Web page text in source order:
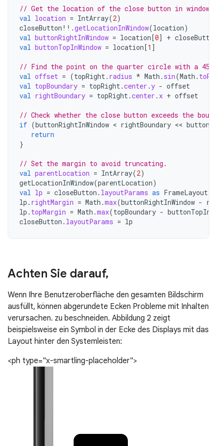
// Get the location of the close button in window
val location = IntArray(2)
closeButton !! .getLocationInWindow(location)
val buttonRightInWindow = location[0] + closeButton
val buttonTopInWindow = location[1 ]
// Find the point on the quarter circle with a 45-
val offset = (topRight. radius * Math . sin(Math .
val topBoundary = topRight.center .y - offset
val rightBoundary = topRight.center . x + offset
// Check whether the close button exceeds the
if (buttonRightInWindow < rightBoundary <<
return
}
// Set the margin to avoid truncating.
val parentLocation = IntArray(2)
getLocationInWindow(parentLocation)
val lp = closeButton . layoutParams as FrameLayout
lp . rightMargin = Math .max(buttonRightInWindow -
lp . topMargin = Math .max(topBoundary -
closeButton . layoutParams = lp
Achten Sie darauf,
Wenn Ihre Benutzeroberfläche den gesamten Bildschirm
ausfüllt, können abgerundete Ecken Probleme mit Inhalten
verursachen. zu beschneiden. Abbildung 2 zeigt
beispielsweise ein Symbol in der Ecke des Displays mit das
Layout hinter den Systemleisten:
<ph type="x-smartling-placeholder">